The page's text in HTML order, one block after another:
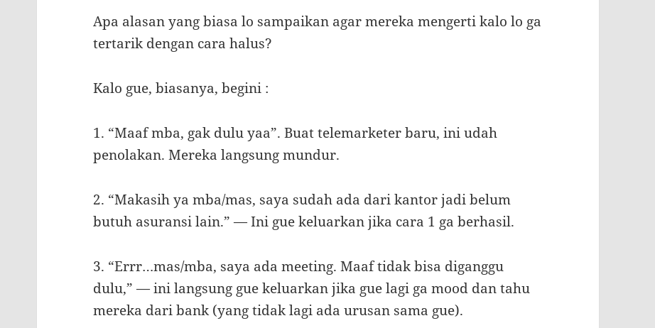
Apa alasan yang biasa lo sampaikan agar mereka mengerti kalo lo ga
tertarik dengan cara halus?
Kalo gue, biasanya, begini :
1. “Maaf mba, gak dulu yaa”. Buat telemarketer baru, ini udah
penolakan. Mereka langsung mundur.
2. “Makasih ya mba/mas, saya sudah ada dari kantor jadi belum
butuh asuransi lain.” — Ini gue keluarkan jika cara 1 ga berhasil.
3. “Errr…mas/mba, saya ada meeting. Maaf tidak bisa diganggu
dulu,” — ini langsung gue keluarkan jika gue lagi ga mood dan tahu
mereka dari bank (yang tidak lagi ada urusan sama gue).